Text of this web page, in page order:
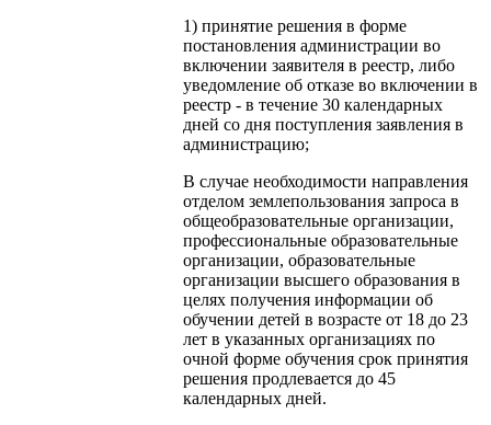
1) принятие решения в форме
постановления администрации во
включении заявителя в реестр, либо
уведомление об отказе во включении в
реестр - в течение 30 календарных
дней со дня поступления заявления в
администрацию;
В случае необходимости направления
отделом землепользования запроса в
общеобразовательные организации,
профессиональные образовательные
организации, образовательные
организации высшего образования в
целях получения информации об
обучении детей в возрасте от 18 до 23
лет в указанных организациях по
очной форме обучения срок принятия
решения продлевается до 45
календарных дней.